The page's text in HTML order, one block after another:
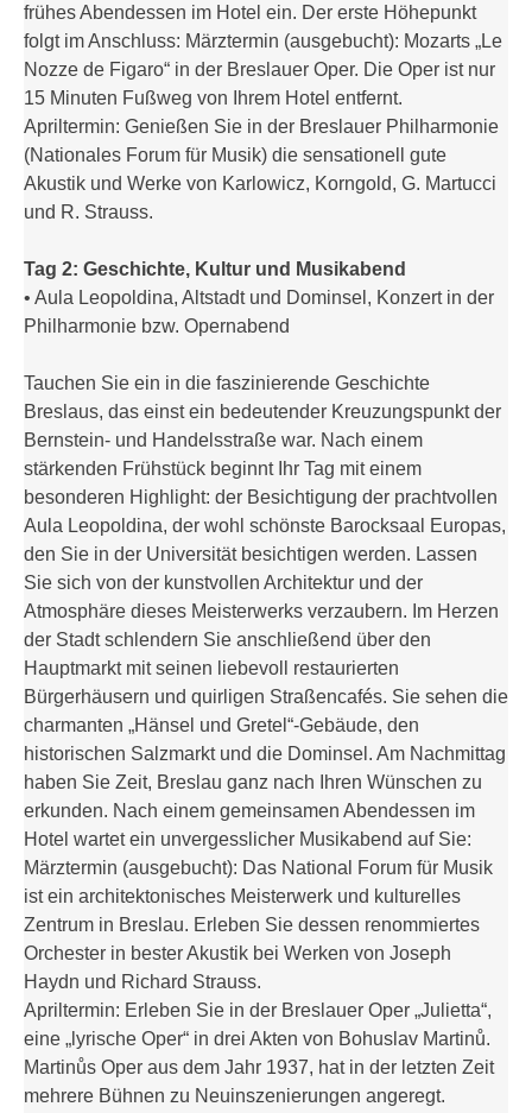
frühes Abendessen im Hotel ein. Der erste Höhepunkt
folgt im Anschluss: Märztermin (ausgebucht): Mozarts „Le
Nozze de Figaro“ in der Breslauer Oper. Die Oper ist nur
15 Minuten Fußweg von Ihrem Hotel entfernt.
Apriltermin: Genießen Sie in der Breslauer Philharmonie
(Nationales Forum für Musik) die sensationell gute
Akustik und Werke von Karlowicz, Korngold, G. Martucci
und R. Strauss.
Tag 2: Geschichte, Kultur und Musikabend
• Aula Leopoldina, Altstadt und Dominsel, Konzert in der
Philharmonie bzw. Opernabend
Tauchen Sie ein in die faszinierende Geschichte
Breslaus, das einst ein bedeutender Kreuzungspunkt der
Bernstein- und Handelsstraße war. Nach einem
stärkenden Frühstück beginnt Ihr Tag mit einem
besonderen Highlight: der Besichtigung der prachtvollen
Aula Leopoldina, der wohl schönste Barocksaal Europas,
den Sie in der Universität besichtigen werden. Lassen
Sie sich von der kunstvollen Architektur und der
Atmosphäre dieses Meisterwerks verzaubern. Im Herzen
der Stadt schlendern Sie anschließend über den
Hauptmarkt mit seinen liebevoll restaurierten
Bürgerhäusern und quirligen Straßencafés. Sie sehen die
charmanten „Hänsel und Gretel“-Gebäude, den
historischen Salzmarkt und die Dominsel. Am Nachmittag
haben Sie Zeit, Breslau ganz nach Ihren Wünschen zu
erkunden. Nach einem gemeinsamen Abendessen im
Hotel wartet ein unvergesslicher Musikabend auf Sie:
Märztermin (ausgebucht): Das National Forum für Musik
ist ein architektonisches Meisterwerk und kulturelles
Zentrum in Breslau. Erleben Sie dessen renommiertes
Orchester in bester Akustik bei Werken von Joseph
Haydn und Richard Strauss.
Apriltermin: Erleben Sie in der Breslauer Oper „Julietta“,
eine „lyrische Oper“ in drei Akten von Bohuslav Martinů.
Martinůs Oper aus dem Jahr 1937, hat in der letzten Zeit
mehrere Bühnen zu Neuinszenierungen angeregt.